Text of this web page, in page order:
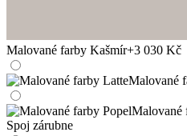
Malované farby Kašmír+3 030 Kč
Malované
Malované
Spoj zárubne